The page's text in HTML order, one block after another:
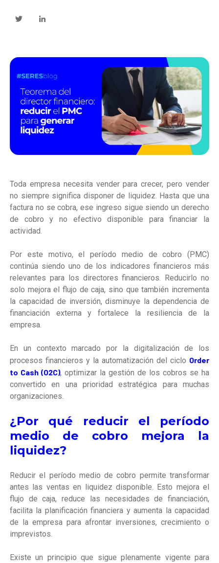
Toda empresa necesita vender para crecer, pero vender
no siempre significa disponer de liquidez. Hasta que una
factura no se cobra, ese ingreso sigue siendo un derecho
de cobro y no efectivo disponible para financiar la
actividad.
Por este motivo, el período medio de cobro (PMC)
continúa siendo uno de los indicadores financieros más
relevantes para los directores financieros. Reducirlo no
solo mejora el flujo de caja, sino que también incrementa
la capacidad de inversión, disminuye la dependencia de
financiación externa y fortalece la resiliencia de la
empresa.
En un contexto marcado por la digitalización de los
procesos financieros y la automatización del ciclo Order
to Cash (O2C), optimizar la gestión de los cobros se ha
convertido en una prioridad estratégica para muchas
organizaciones.
¿Por qué reducir el período
medio de cobro mejora la
liquidez?
Reducir el período medio de cobro permite transformar
antes las ventas en liquidez disponible. Esto mejora el
flujo de caja, reduce las necesidades de financiación,
facilita la planificación financiera y aumenta la capacidad
de la empresa para afrontar inversiones, crecimiento o
imprevistos.
Existe un principio que sigue plenamente vigente para